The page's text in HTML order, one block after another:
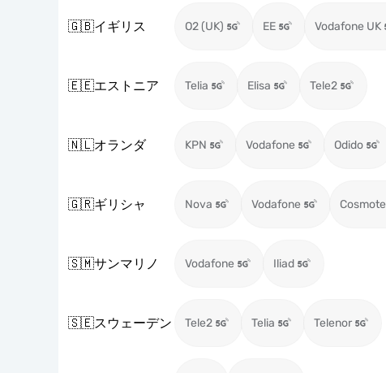
🇬🇧イギリス O2 (UK) EE Vodafone UK
🇪🇪エストニア Telia Elisa Tele2
🇳🇱オランダ KPN Vodafone Odido
🇬🇷ギリシャ Nova Vodafone Cosmote
🇸🇲サンマリノ Vodafone Iliad
🇸🇪スウェーデン Tele2 Telia Telenor